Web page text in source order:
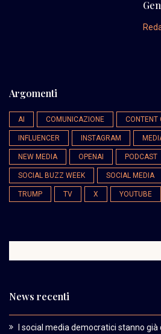
Argomenti
AI COMUNICAZIONE CONTENT
INFLUENCER INSTAGRAM
NEW MEDIA OPENAI PODCAST
SOCIAL BUZZ WEEK SOCIAL MEDIA
TRUMP TV X YOUTUBE
News recenti
I social media democratici stanno